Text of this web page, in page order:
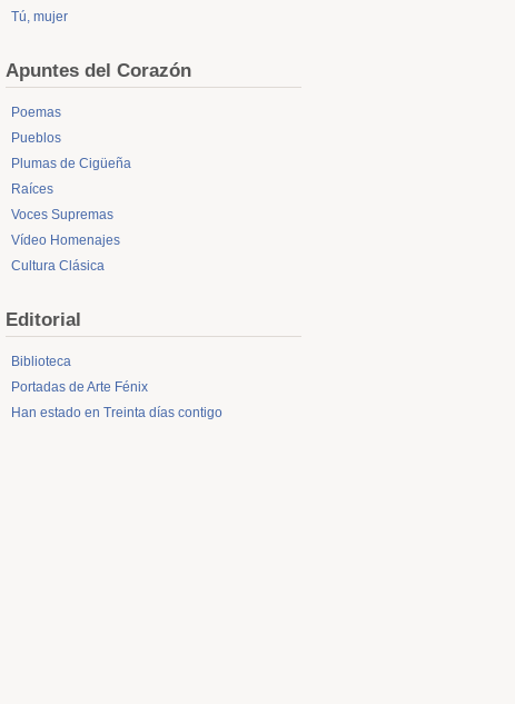
Tú, mujer
Apuntes del Corazón
Poemas
Pueblos
Plumas de Cigüeña
Raíces
Voces Supremas
Vídeo Homenajes
Cultura Clásica
Editorial
Biblioteca
Portadas de Arte Fénix
Han estado en Treinta días contigo